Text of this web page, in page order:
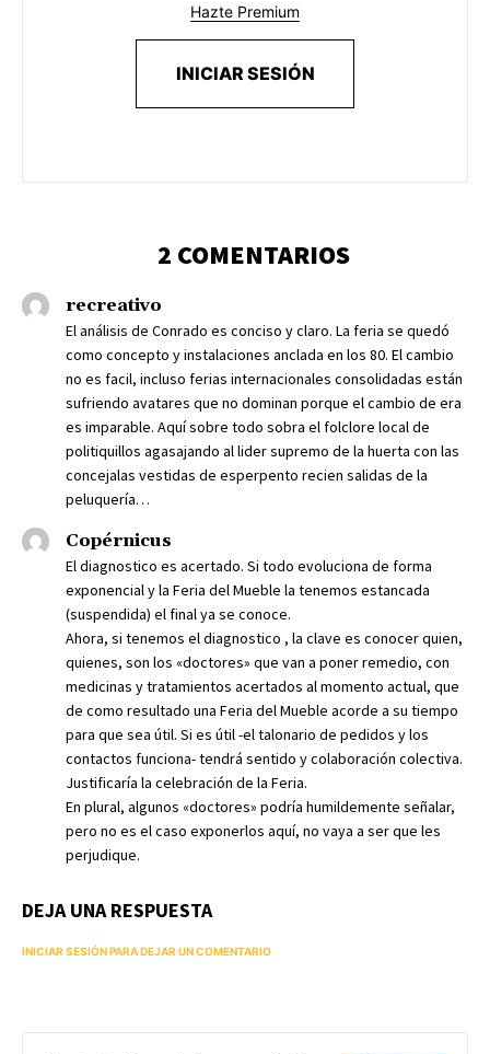
Hazte Premium
INICIAR SESIÓN
2 COMENTARIOS
recreativo
El análisis de Conrado es conciso y claro. La feria se quedó
como concepto y instalaciones anclada en los 80. El cambio
no es facil, incluso ferias internacionales consolidadas están
sufriendo avatares que no dominan porque el cambio de era
es imparable. Aquí sobre todo sobra el folclore local de
politiquillos agasajando al lider supremo de la huerta con las
concejalas vestidas de esperpento recien salidas de la
peluquería…
Copérnicus
El diagnostico es acertado. Si todo evoluciona de forma
exponencial y la Feria del Mueble la tenemos estancada
(suspendida) el final ya se conoce.
Ahora, si tenemos el diagnostico , la clave es conocer quien,
quienes, son los «doctores» que van a poner remedio, con
medicinas y tratamientos acertados al momento actual, que
de como resultado una Feria del Mueble acorde a su tiempo
para que sea útil. Si es útil -el talonario de pedidos y los
contactos funciona- tendrá sentido y colaboración colectiva.
Justificaría la celebración de la Feria.
En plural, algunos «doctores» podría humildemente señalar,
pero no es el caso exponerlos aquí, no vaya a ser que les
perjudique.
DEJA UNA RESPUESTA
INICIAR SESIÓN PARA DEJAR UN COMENTARIO